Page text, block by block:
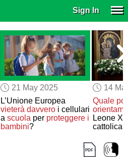
Sign In
21 May 2025
L’Unione Europea
vieterà davveroi cellulari
a scuolaper proteggere i
bambini?
14
Quale
Leone
cattolica?